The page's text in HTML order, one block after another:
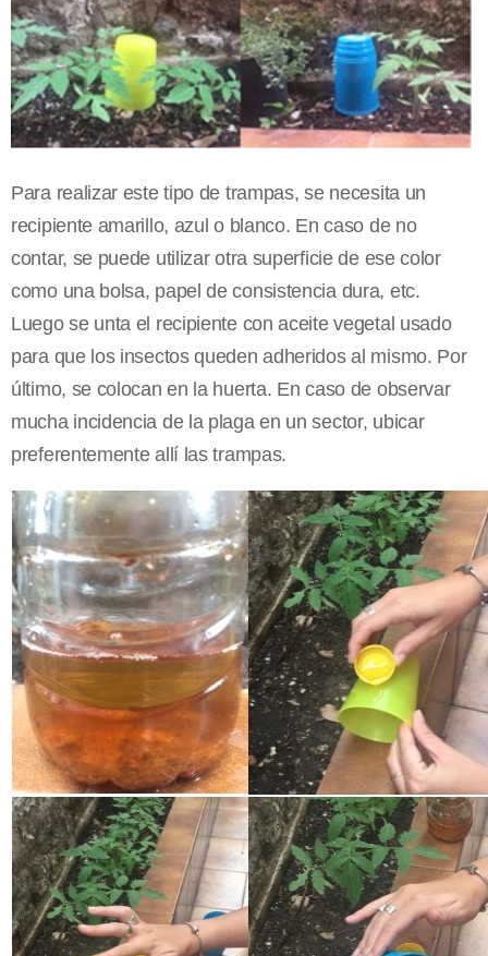
Para realizar este tipo de trampas, se necesita un
recipiente amarillo, azul o blanco. En caso de no
contar, se puede utilizar otra superficie de ese color
como una bolsa, papel de consistencia dura, etc.
Luego se unta el recipiente con aceite vegetal usado
para que los insectos queden adheridos al mismo. Por
último, se colocan en la huerta. En caso de observar
mucha incidencia de la plaga en un sector, ubicar
preferentemente allí las trampas.